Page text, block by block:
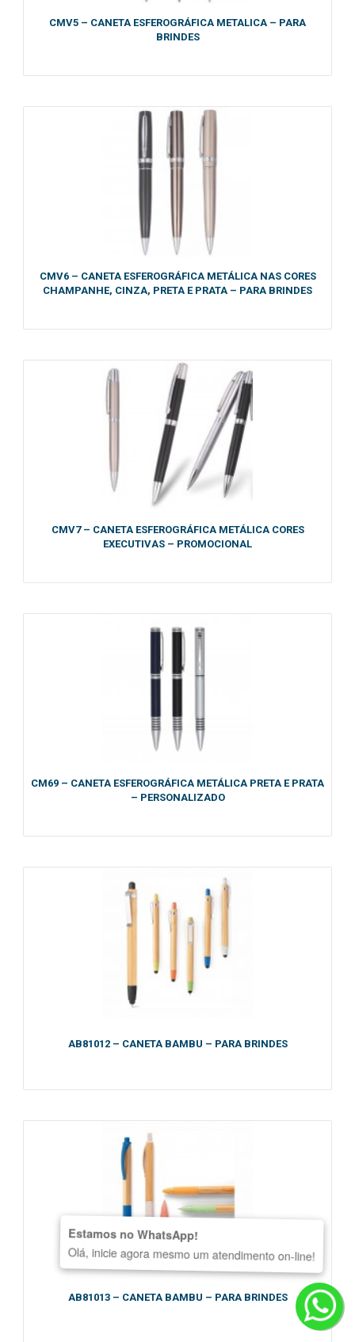
CMV5 – CANETA ESFEROGRÁFICA METALICA – PARA
BRINDES
CMV6 – CANETA ESFEROGRÁFICA METÁLICA NAS CORES
CHAMPANHE, CINZA, PRETA E PRATA – PARA BRINDES
CMV7 – CANETA ESFEROGRÁFICA METÁLICA CORES
EXECUTIVAS – PROMOCIONAL
CM69 – CANETA ESFEROGRÁFICA METÁLICA PRETA E PRATA
– PERSONALIZADO
AB81012 – CANETA BAMBU – PARA BRINDES
AB81013 – CANETA BAMBU – PARA BRINDES
Estamos no WhatsApp!
Olá, inicie agora mesmo um atendimento on-line!